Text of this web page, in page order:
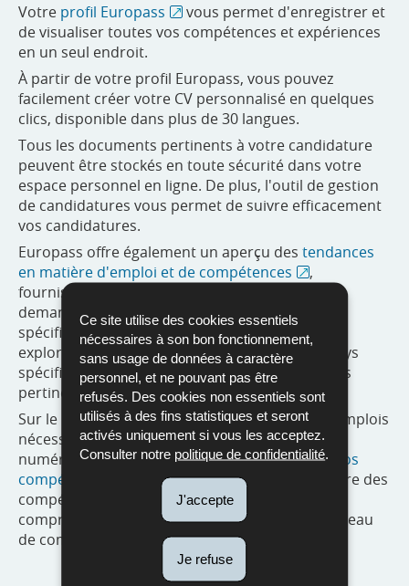
Ce site utilise des cookies essentiels
nécessaires à son bon fonctionnement,
sans usage de données à caractère
personnel, et ne pouvant pas être
refusés. Des cookies non essentiels sont
utilisés à des fins statistiques et seront
activés uniquement si vous les acceptez.
Consulter notre politique de confidentialité.
J'accepte
Je refuse
Votre profil Europass
vous permet d'enregistrer et
de visualiser toutes vos compétences et expériences
en un seul endroit.
À partir de votre profil Europass, vous pouvez
facilement créer votre CV personnalisé en quelques
clics, disponible dans plus de 30 langues.
Tous les documents pertinents à votre candidature
peuvent être stockés en toute sécurité dans votre
espace personnel en ligne. De plus, l'outil de gestion
de candidatures vous permet de suivre efficacement
vos candidatures.
Europass offre également un aperçu des tendances
en matière d'emploi et de compétences
,
fournissant des informations précieuses sur la
demande de professions et de compétences
spécifiques dans les pays de l'UE. Vous pouvez
explorer les principales professions dans un pays
spécifique et découvrir les compétences les plus
pertinentes pour le domaine de votre choix.
Sur le marché du travail actuel, la plupart des emplois
nécessite un certain niveau de compétences
numériques. Europass vous permet detester vos
compétences numériques
sur la base du cadre des
compétences numériques, qui fournit une
compréhension structurée et claire de votre niveau
de compétences.